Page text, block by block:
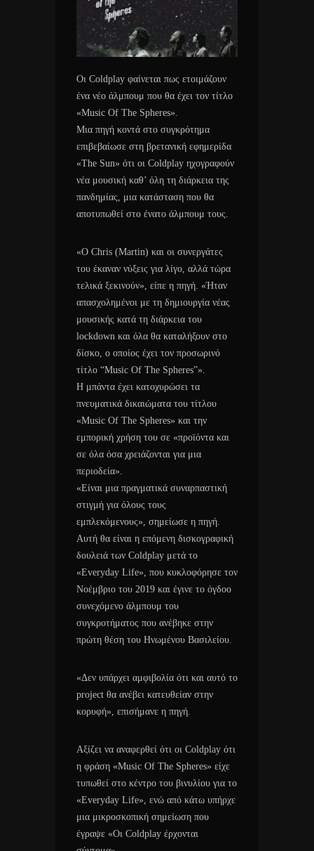
Οι Coldplay φαίνεται πως ετοιμάζουν
ένα νέο άλμπουμ που θα έχει τον τίτλο
«Music Of The Spheres».
Μια πηγή κοντά στο συγκρότημα
επιβεβαίωσε στη βρετανική εφημερίδα
«The Sun» ότι οι Coldplay ηχογραφούν
νέα μουσική καθ’ όλη τη διάρκεια της
πανδημίας, μια κατάσταση που θα
αποτυπωθεί στο ένατο άλμπουμ τους.
«Ο Chris (Martin) και οι συνεργάτες
του έκαναν νύξεις για λίγο, αλλά τώρα
τελικά ξεκινούν», είπε η πηγή. «Ήταν
απασχολημένοι με τη δημιουργία νέας
μουσικής κατά τη διάρκεια του
lockdown και όλα θα καταλήξουν στο
δίσκο, ο οποίος έχει τον προσωρινό
τίτλο “Music Of The Spheres”».
Η μπάντα έχει κατοχυρώσει τα
πνευματικά δικαιώματα του τίτλου
«Music Of The Spheres» και την
εμπορική χρήση του σε «προϊόντα και
σε όλα όσα χρειάζονται για μια
περιοδεία».
«Είναι μια πραγματικά συναρπαστική
στιγμή για όλους τους
εμπλεκόμενους», σημείωσε η πηγή.
Αυτή θα είναι η επόμενη δισκογραφική
δουλειά των Coldplay μετά το
«Everyday Life», που κυκλοφόρησε τον
Νοέμβριο του 2019 και έγινε το όγδοο
συνεχόμενο άλμπουμ του
συγκροτήματος που ανέβηκε στην
πρώτη θέση του Ηνωμένου Βασιλείου.
«Δεν υπάρχει αμφιβολία ότι και αυτό το
project θα ανέβει κατευθείαν στην
κορυφή», επισήμανε η πηγή.
Αξίζει να αναφερθεί ότι οι Coldplay ότι
η φράση «Music Of The Spheres» είχε
τυπωθεί στο κέντρο του βινυλίου για το
«Everyday Life», ενώ από κάτω υπήρχε
μια μικροσκοπική σημείωση που
έγραψε «Οι Coldplay έρχονται